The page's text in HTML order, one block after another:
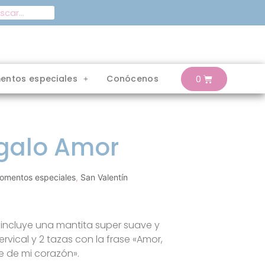
especiales Conócenos
Amor
especiales, San Valentín
incluye una mantita super suave y
y 2 tazas con la frase «Amor,
de mi corazón».